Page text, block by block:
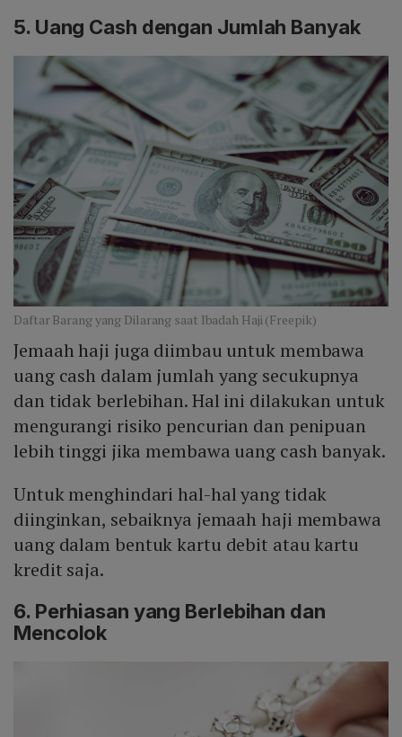
5. Uang Cash dengan Jumlah Banyak
Daftar Barang yang Dilarang saat Ibadah Haji (Freepik)
Jemaah haji juga diimbau untuk membawa
uang cash dalam jumlah yang secukupnya
dan tidak berlebihan. Hal ini dilakukan untuk
mengurangi risiko pencurian dan penipuan
lebih tinggi jika membawa uang cash banyak.
Untuk menghindari hal-hal yang tidak
diinginkan, sebaiknya jemaah haji membawa
uang dalam bentuk kartu debit atau kartu
kredit saja.
6. Perhiasan yang Berlebihan dan
Mencolok